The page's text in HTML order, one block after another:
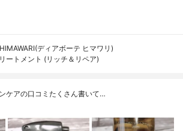
ディアボーテ ヒマワリ)
ートメント (リッチ＆リペア)
ケアの口コミたくさん書いて…